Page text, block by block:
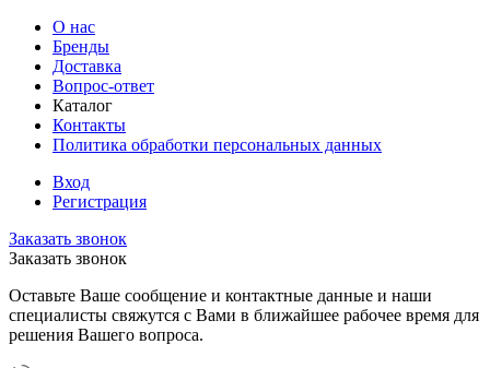
О нас
Бренды
Доставка
Вопрос-ответ
Каталог
Контакты
Политика обработки персональных данных
Вход
Регистрация
Заказать звонок
Заказать звонок
Оставьте Ваше сообщение и контактные данные и наши
специалисты свяжутся с Вами в ближайшее рабочее время для
решения Вашего вопроса.